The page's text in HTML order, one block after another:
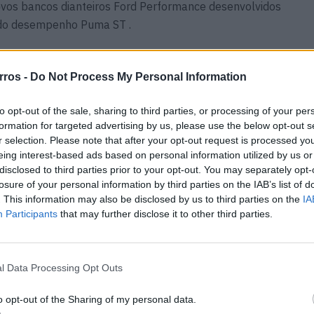
- Do Not Process My Personal Information
opt-out of the sale, sharing to third parties, or processing of your
for targeted advertising by us, please use the below opt-out
selection. Please note that after your opt-out request is processed
interest-based ads based on personal information utilized by us
to third parties prior to your opt-out. You may separately
of your personal information by third parties on the IAB’s list of
This information may also be disclosed by us to third parties on the
Participants that may further disclose it to other third parties.
Data Processing Opt Outs
opt-out of the Sharing of my personal data.
bancos dianteiros Ford Performance desenvolvidos
desempenho Puma ST .
da
tudo — mas só na linha de
produção
06/08/2026
Qashqai e‑POWER volta a
surpreender com autonomia
inédita
06/08/2026
organização líder em saúde da coluna vertebral